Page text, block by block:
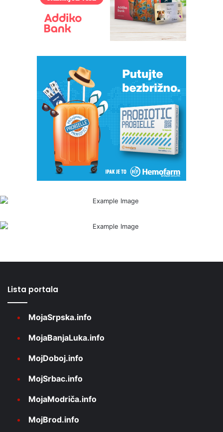
Lista portala
MojaSrpska.info
MojaBanjaLuka.info
MojDoboj.info
MojSrbac.info
MojaModriča.info
MojBrod.info